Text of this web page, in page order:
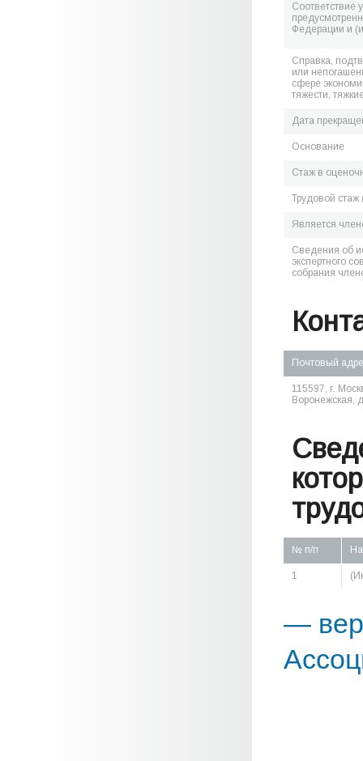
Соответствие
Федерации и
Справка,
или
сфере
тяжести,
Дата
Основание
Стаж в
Трудовой стаж
Является
Сведения об
экспертного
собрания
Почтовый
115597, г.
Воронежская,
№ п/п
1
—